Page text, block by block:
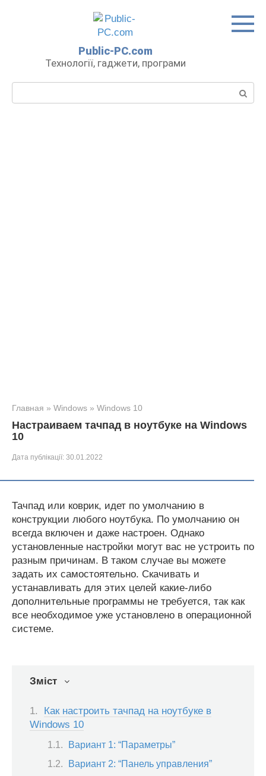
Public-PC.com
Технології, гаджети, програми
Главная » Windows » Windows 10
Настраиваем тачпад в ноутбуке на Windows
10
Дата публікації: 30.01.2022
Тачпад или коврик, идет по умолчанию в
конструкции любого ноутбука. По умолчанию он
всегда включен и даже настроен. Однако
установленные настройки могут вас не устроить по
разным причинам. В таком случае вы можете
задать их самостоятельно. Скачивать и
устанавливать для этих целей какие-либо
дополнительные программы не требуется, так как
все необходимое уже установлено в операционной
системе.
Зміст
Как настроить тачпад на ноутбуке в
Windows 10
Вариант 1: “Параметры”
Вариант 2: “Панель управления”